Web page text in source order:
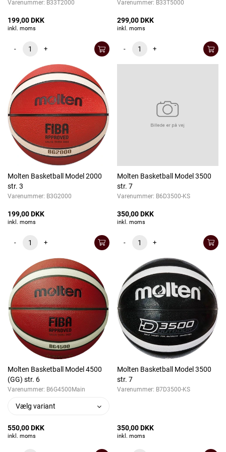
Varenummer: B33T2000
199,00 DKK
inkl. moms
- +
Varenummer: B33T5000
299,00 DKK
inkl. moms
- +
Molten Basketball Model 2000
str. 3
Varenummer: B3G2000
199,00 DKK
inkl. moms
- +
Molten Basketball Model 3500
str. 7
Varenummer: B6D3500-KS
350,00 DKK
inkl. moms
- +
Molten Basketball Model 4500
(GG) str. 6
Varenummer: B6G4500Main
Vælg variant
550,00 DKK
inkl. moms
Molten Basketball Model 3500
str. 7
Varenummer: B7D3500-KS
350,00 DKK
inkl. moms